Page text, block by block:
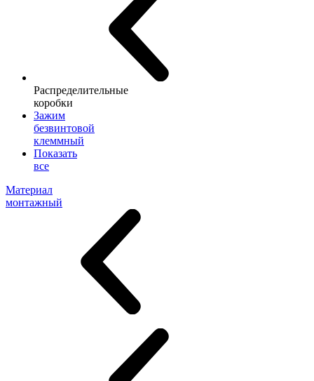
Распределительные
коробки
Зажим
безвинтовой
клеммный
Показать
все
Материал
монтажный